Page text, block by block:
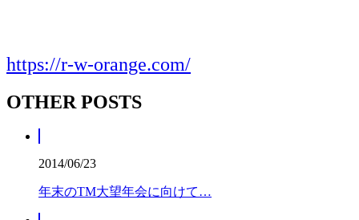
https://r-w-orange.com/
OTHER POSTS
2014/06/23
年末のTM大望年会に向けて…